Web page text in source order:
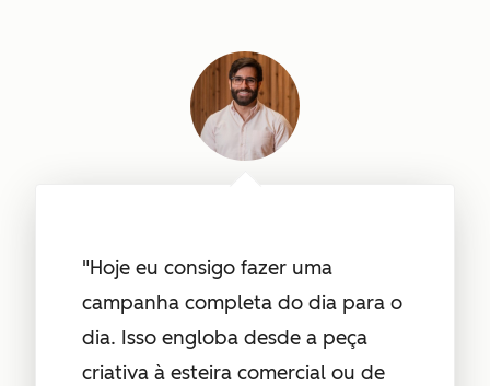
"Hoje eu consigo fazer uma
campanha completa do dia para o
dia. Isso engloba desde a peça
criativa à esteira comercial ou de